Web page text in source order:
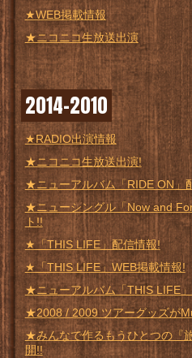
★WEB掲載情報
★ニコニコ生放送出演
2014-2010
★RADIO出演情報
★ニコニコ生放送出演!
★ニューアルバム「RIDE ON」
★ニューシングル「Now and
ト!!
★「THIS LIFE」配信情報!
★「THIS LIFE」WEB掲載情報!
★ニューアルバム「THIS LIFE
★2008 / 2009 ツアーグッズが
★みんなで作るもうひとつの『
開!!